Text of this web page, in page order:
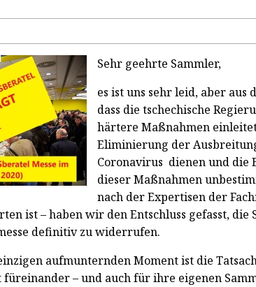
Sehr geehrte Sammler,
es ist uns sehr leid, aber aus
dass die tschechische
härtere Maßnahmen
Eliminierung der
Coronavirus dienen und die
dieser Maßnahmen
nach der Expertisen der
ist – haben wir den Entschluss gefasst, die
definitiv zu widerrufen.
aufmunternden Moment ist die
füreinander – und auch für ihre eigenen